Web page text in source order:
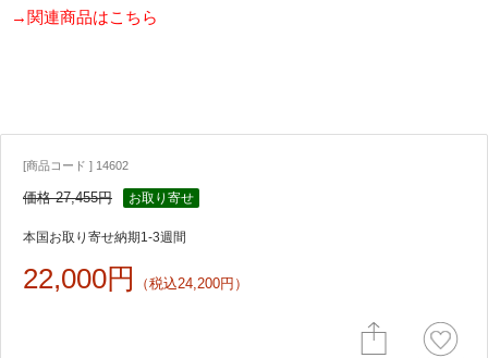
→関連商品はこちら
[商品コード ] 14602
価格 27,455円 お取り寄せ
本国お取り寄せ納期1-3週間
22,000円 （税込24,200円）